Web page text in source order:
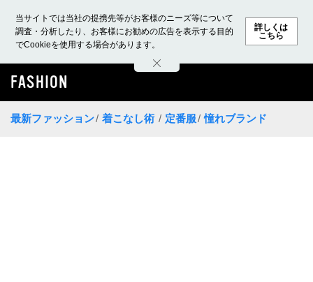
当サイトでは当社の提携先等がお客様のニーズ等について
調査・分析したり、お客様にお勧めの広告を表示する目的
でCookieを使用する場合があります。
詳しくは
こちら
ホーム モデル募集 ランキング ファッション ビューテ
FASHION
最新ファッション 着こなし術 定番服 憧れブランド